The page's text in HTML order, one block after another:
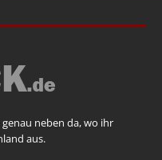
genau neben da, wo ihr
aus.